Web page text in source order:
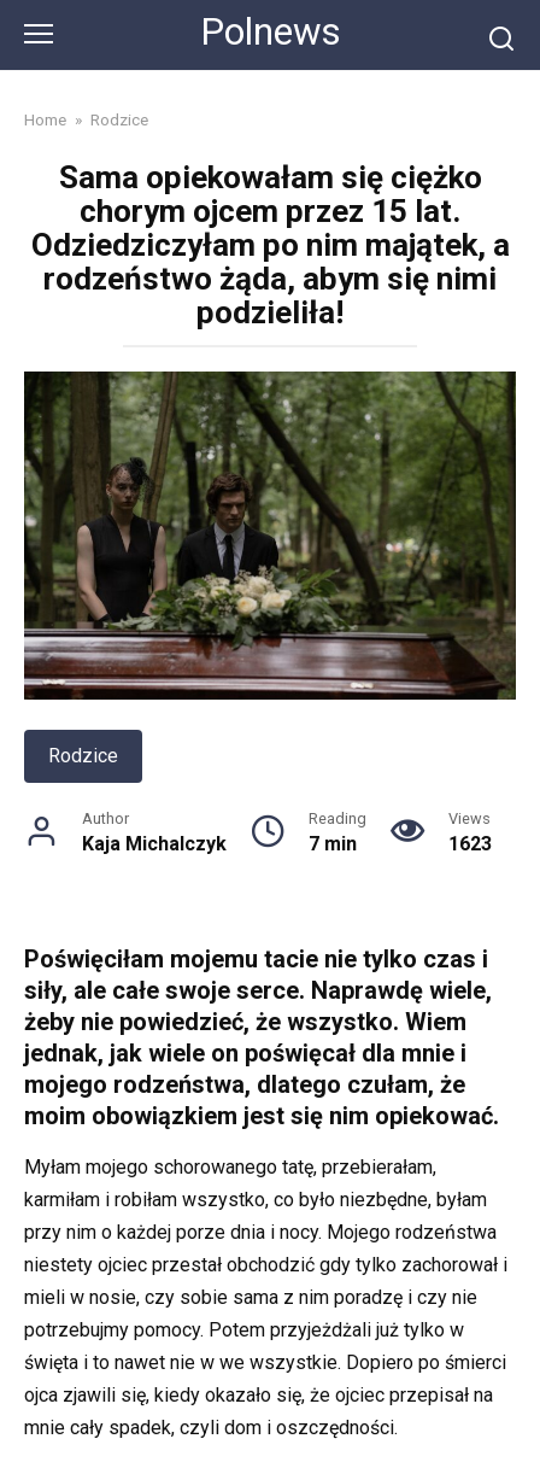
content
Polnews
Home » Rodzice
Sama opiekowałam się ciężko
chorym ojcem przez 15 lat.
Odziedziczyłam po nim majątek, a
rodzeństwo żąda, abym się nimi
podzieliła!
Rodzice
Author
Kaja Michalczyk
Reading
7 min
Views
1623
Poświęciłam mojemu tacie nie tylko czas i
siły, ale całe swoje serce. Naprawdę wiele,
żeby nie powiedzieć, że wszystko. Wiem
jednak, jak wiele on poświęcał dla mnie i
mojego rodzeństwa, dlatego czułam, że
moim obowiązkiem jest się nim opiekować.
Myłam mojego schorowanego tatę, przebierałam,
karmiłam i robiłam wszystko, co było niezbędne, byłam
przy nim o każdej porze dnia i nocy. Mojego rodzeństwa
niestety ojciec przestał obchodzić gdy tylko zachorował i
mieli w nosie, czy sobie sama z nim poradzę i czy nie
potrzebujmy pomocy. Potem przyjeżdżali już tylko w
święta i to nawet nie w we wszystkie. Dopiero po śmierci
ojca zjawili się, kiedy okazało się, że ojciec przepisał na
mnie cały spadek, czyli dom i oszczędności.